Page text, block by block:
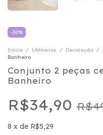
-30%
Início / Utilitarios / Decoração /
Banheiro
Conjunto 2 peças
Banheiro
R$34,90
8 x de R$5,29